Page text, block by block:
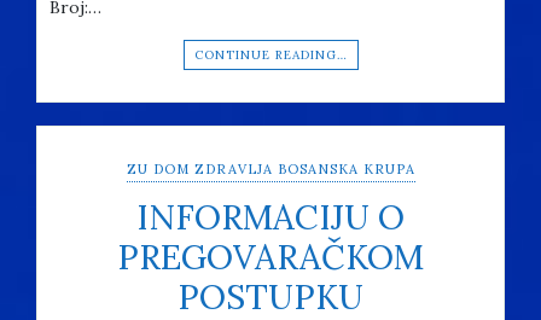
Broj:…
CONTINUE READING…
ZU DOM ZDRAVLJA BOSANSKA KRUPA
INFORMACIJU O
PREGOVARAČKOM
POSTUPKU